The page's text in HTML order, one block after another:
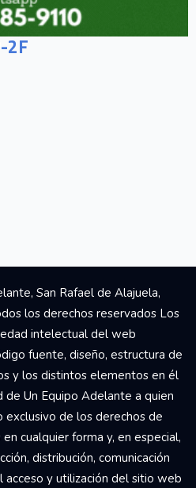
2F
San Rafael de Alajuela,
los derechos reservados Los
intelectual del web
fuente, diseño, estructura de
y los distintos elementos en él
Un Equipo Adelante a quien
exclusivo de los derechos de
cualquier forma y, en especial,
distribución, comunicación
acceso y utilización del sitio web